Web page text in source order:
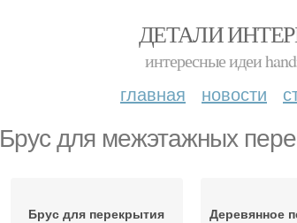
ДЕТАЛИ
интересные идеи
главная новости
Брус для межэтажных
Брус для перекрытия Деревянное